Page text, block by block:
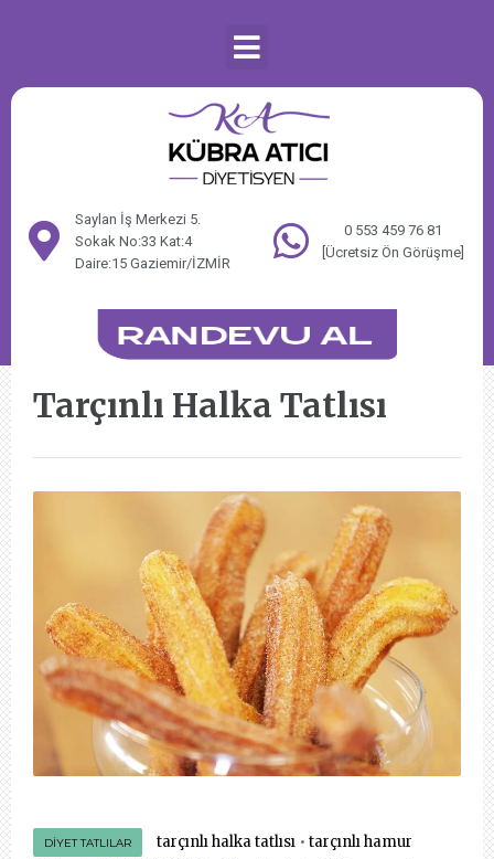
Saylan İş Merkezi 5.
Sokak No:33 Kat:4
Daire:15 Gaziemir/İZMİR
0 553 459 76 81
[Ücretsiz Ön Görüşme]
Tarçınlı Halka Tatlısı
DIYET TATLILAR tarçınlı halka tatlısı • tarçınlı hamur